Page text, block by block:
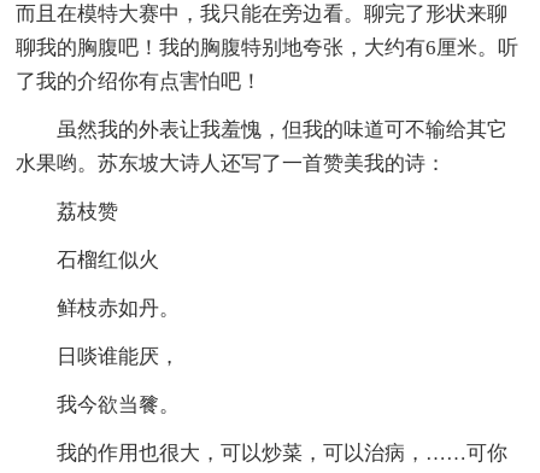
而且在模特大赛中，我只能在旁边看。聊完了形状来聊
聊我的胸腹吧！我的胸腹特别地夸张，大约有6厘米。听
了我的介绍你有点害怕吧！
虽然我的外表让我羞愧，但我的味道可不输给其它
水果哟。苏东坡大诗人还写了一首赞美我的诗：
荔枝赞
石榴红似火
鲜枝赤如丹。
日啖谁能厌，
我今欲当餮。
我的作用也很大，可以炒菜，可以治病，……可你